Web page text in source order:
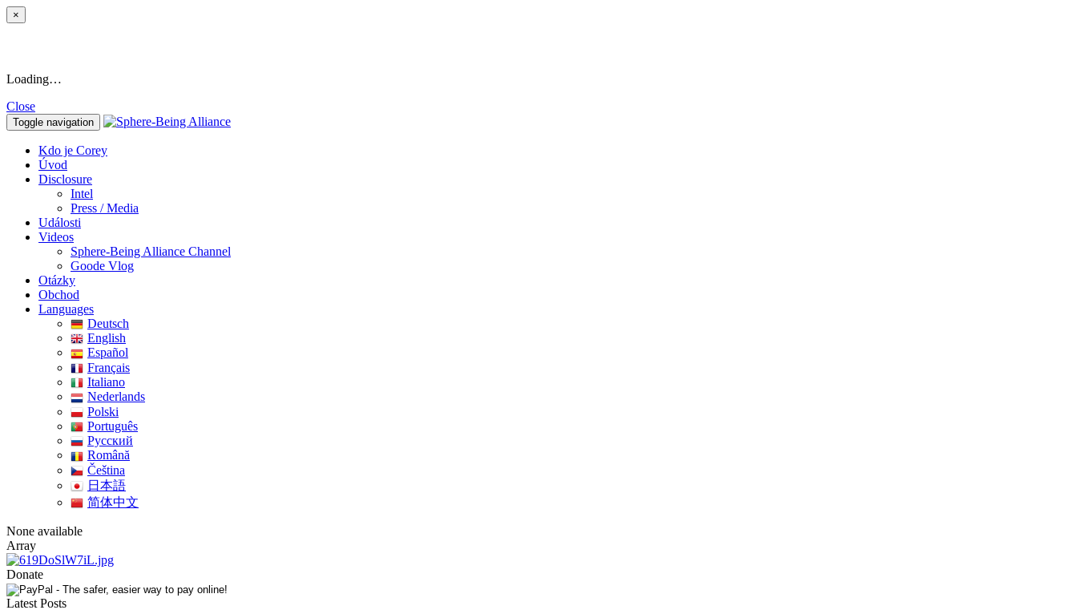
×
Loading…
Close
Toggle navigation
Kdo je Corey
Úvod
Disclosure
Intel
Press / Media
Události
Videos
Sphere-Being Alliance Channel
Goode Vlog
Otázky
Obchod
Languages
Deutsch
English
Español
Français
Italiano
Nederlands
Polski
Português
Pусский
Română
Čeština
日本語
简体中文
None available
Array
Donate
Latest Posts